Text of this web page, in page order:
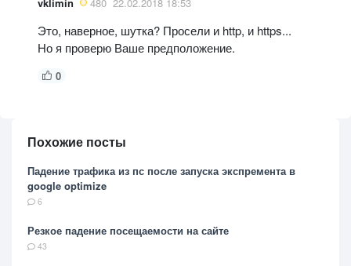
Это, наверное, шутка? Просели и http, и https...
Но я проверю Ваше предположение.
0
Похожие посты
Падение трафика из пс после запуска экспремента в
google optimize
6
Резкое падение посещаемости на сайте
43